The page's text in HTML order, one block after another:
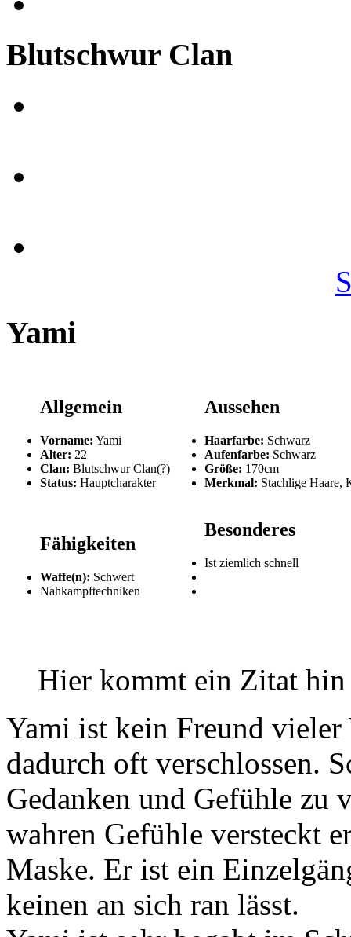
Blutschwur Clan
Yami
Allgemein
Vorname: Yami
Alter: 22
Clan: Blutschwur Clan(?)
Status: Hauptcharakter
Fähigkeiten
Waffe(n): Schwert
Nahkampftechniken
Aussehen
Haarfarbe: Schwarz
Aufenfarbe: Schwarz
Größe: 170cm
Merkmal: Stachlige Haare,
Besonderes
Ist ziemlich schnell
Hier kommt ein Zitat hin
Yami ist kein Freund
dadurch oft verschlossen.
Gedanken und Gefühle zu
wahren Gefühle versteckt
Maske. Er ist ein
keinen an sich ran lässt.